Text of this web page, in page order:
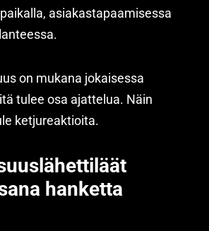
asiakastapaamisessa
on mukana jokaisessa
tulee osa ajattelua. Näin
ketjureaktioita.
hanketta